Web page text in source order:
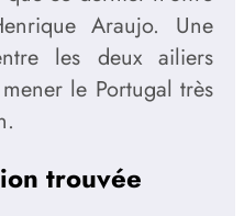
Araujo. Une
les deux ailiers
le Portugal très
trouvée